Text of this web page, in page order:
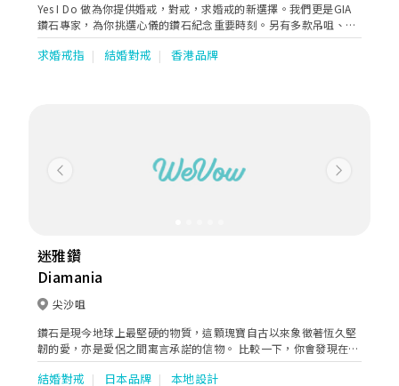
Yes I Do 做為你提供婚戒，對戒，求婚戒的新選擇。我們更是GIA
鑽石專家，為你挑選心儀的鑽石紀念重要時刻。另有多款吊咀、耳
環，手鐲、手鏈及頸鏈，種類繁多，歡迎預約𦲷臨鑑賞，免費報
價！
求婚戒指 結婚對戒 香港品牌
Previous Next
迷雅鑽
Diamania
尖沙咀
鑽石是現今地球上最堅硬的物質，這顆瑰寶自古以來象徵著恆久堅
韌的愛，亦是愛侶之間寓言承諾的信物。 比較一下，你會發現在
Diamania迷雅鑽的鑽石價格極具吸引力。創立於2013年的迷雅
鑽，是紮根香港多年的鑽石樓上鋪，作為經驗豐富的鑽石批發專
結婚對戒 日本品牌 本地設計